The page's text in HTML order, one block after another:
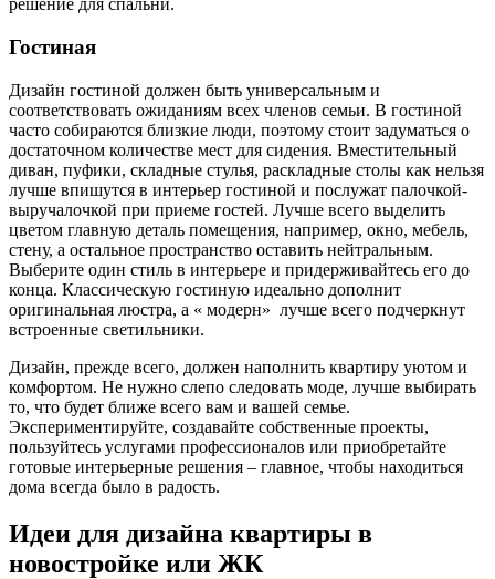
решение для спальни.
Гостиная
Дизайн гостиной должен быть универсальным и
соответствовать ожиданиям всех членов семьи. В гостиной
часто собираются близкие люди, поэтому стоит задуматься о
достаточном количестве мест для сидения. Вместительный
диван, пуфики, складные стулья, раскладные столы как нельзя
лучше впишутся в интерьер гостиной и послужат палочкой-
выручалочкой при приеме гостей. Лучше всего выделить
цветом главную деталь помещения, например, окно, мебель,
стену, а остальное пространство оставить нейтральным.
Выберите один стиль в интерьере и придерживайтесь его до
конца. Классическую гостиную идеально дополнит
оригинальная люстра, а « модерн» лучше всего подчеркнут
встроенные светильники.
Дизайн, прежде всего, должен наполнить квартиру уютом и
комфортом. Не нужно слепо следовать моде, лучше выбирать
то, что будет ближе всего вам и вашей семье.
Экспериментируйте, создавайте собственные проекты,
пользуйтесь услугами профессионалов или приобретайте
готовые интерьерные решения – главное, чтобы находиться
дома всегда было в радость.
Идеи для дизайна квартиры в
новостройке или ЖК